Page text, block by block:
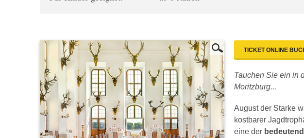
TICKET ONLINE
Tauchen Sie ein in
Moritzburg...
August der Starke
kostbarer
eine der